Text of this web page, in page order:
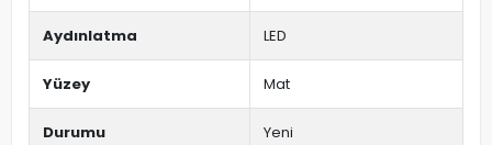
Aydınlatma LED
Yüzey Mat
Durumu Yeni